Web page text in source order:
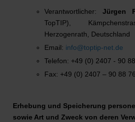
Verantwortlicher: Jürgen
TopTIP),
Herzogenrath, Deutschland
Email: info@toptip-net.de
Telefon: +49 (0) 2407 - 90
Fax: +49 (0) 2407 – 90 88
Erhebung und Speicherung
sowie Art und Zweck von deren